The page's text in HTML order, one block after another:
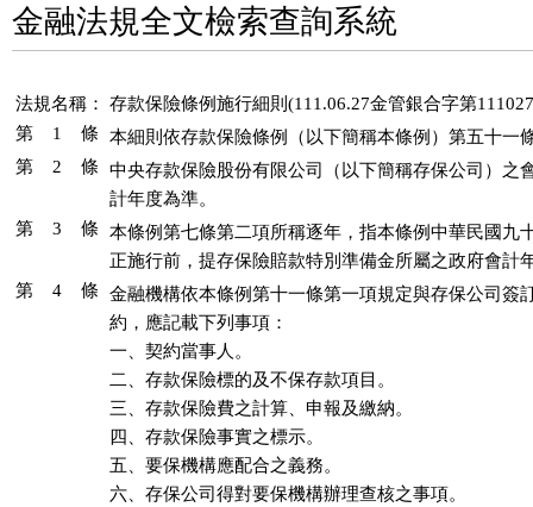
金融法規全文檢索查詢系統
法規名稱：
存款保險條例施行細則(111.06.27金管銀合字第
第 1 條
本細則依存款保險條例（以下簡稱本條例）第五十一
第 2 條
中央存款保險股份有限公司（以下簡稱存保公司）之
計年度為準。
第 3 條
本條例第七條第二項所稱逐年，指本條例中華民國九
正施行前，提存保險賠款特別準備金所屬之政府會計
第 4 條
金融機構依本條例第十一條第一項規定與存保公司簽
約，應記載下列事項：
一、契約當事人。
二、存款保險標的及不保存款項目。
三、存款保險費之計算、申報及繳納。
四、存款保險事實之標示。
五、要保機構應配合之義務。
六、存保公司得對要保機構辦理查核之事項。